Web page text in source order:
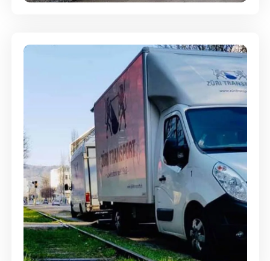
Ein- und Auspackservice